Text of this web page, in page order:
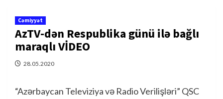
Cəmiyyət
AzTV-dən Respublika günü ilə bağlı
maraqlı VİDEO
28.05.2020
“Azərbaycan Televiziya və Radio Verilişləri” QSC